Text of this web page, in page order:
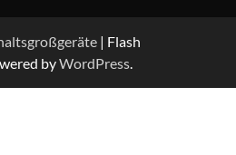
| Flash
byWordPress.